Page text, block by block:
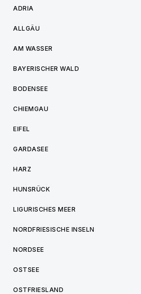
ADRIA
ALLGÄU
AM WASSER
BAYERISCHER WALD
BODENSEE
CHIEMGAU
EIFEL
GARDASEE
HARZ
HUNSRÜCK
LIGURISCHES MEER
NORDFRIESISCHE INSELN
NORDSEE
OSTSEE
OSTFRIESLAND